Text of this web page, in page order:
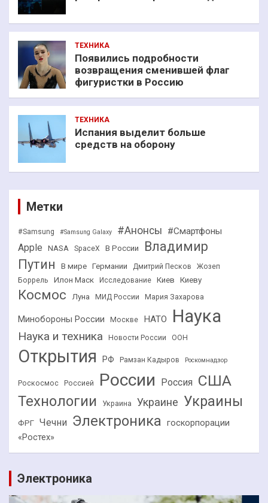
ТЕХНИКА
Появились подробности
возвращения сменившей флаг
фигуристки в Россию
ТЕХНИКА
Испания выделит больше
средств на оборону
Метки
#Samsung #Samsung Galaxy #Анонсы #Смартфоны
Apple NASA SpaceX В России
Владимир
Путин
В мире Германии Дмитрий Песков
Жозеп
Боррель
Илон Маск Исследование Киев Киеву
Космос Луна МИД России Мария Захарова
Минобороны России Москве НАТО Наука
Наука и техника Новости России ООН
Открытия РФ Рамзан Кадыров Роскомнадзор
Роскосмос Россией России Россия США
Технологии Украина Украине Украины
ФРГ Чечни Электроника госкорпорации
«Ростех»
Электроника